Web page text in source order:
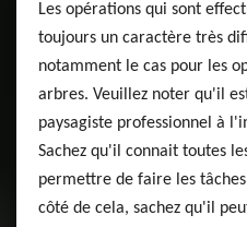
Les opérations qui sont
toujours un caractère très
notamment le cas pour les
arbres. Veuillez noter qu'il
paysagiste professionnel à
Sachez qu'il connait toutes
permettre de faire les
côté de cela, sachez qu'il